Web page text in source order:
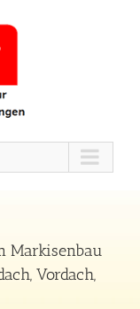
Markisenbau
Vordach,